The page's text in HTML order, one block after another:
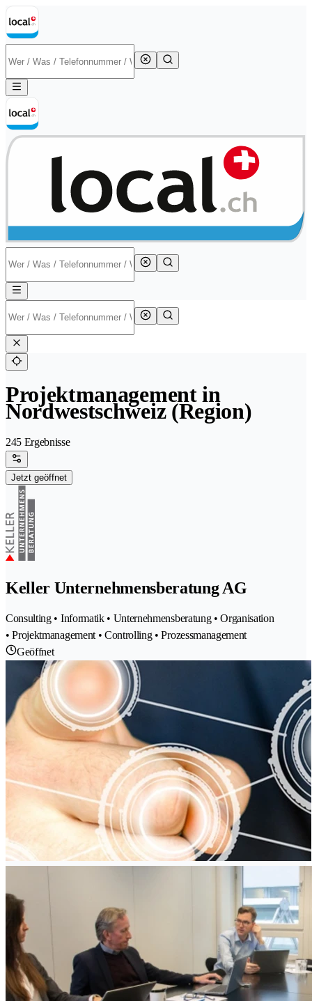
Projektmanagement in
Nordwestschweiz (Region)
245 Ergebnisse
Jetzt geöffnet
Keller Unternehmensberatung AG
Consulting • Informatik • Unternehmensberatung • Organisation
• Projektmanagement • Controlling • Prozessmanagement
Geöffnet